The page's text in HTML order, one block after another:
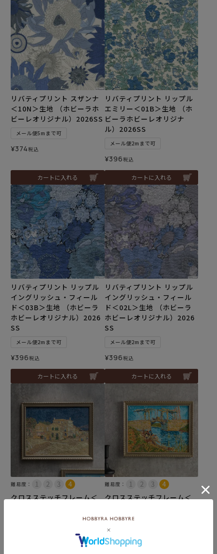
リバティプリント スザンナ
＜10N＞生地 （ホビーラホ
ビーレオリジナル）2026SS
メール便5mまで可
¥374税込
カートに入れる
リバティプリント リップル
エミリー＜01B＞生地 （ホ
ビーラホビーレオリジナ
ル）2026SS
メール便2mまで可
¥396税込
カートに入れる
リバティプリント リップル
イングリッシュ・フィール
ド＜03B＞生地 （ホビーラ
ホビーレオリジナル）2026
SS
メール便2mまで可
¥396税込
カートに入れる
リバティプリント リップル
イングリッシュ・フィール
ド＜02L＞生地 （ホビーラ
ホビーレオリジナル）2026
SS
メール便2mまで可
¥396税込
カートに入れる
難易度：
クロスステッチフレーム＜
難易度：
クロスステッチフレーム＜
カートに入れる